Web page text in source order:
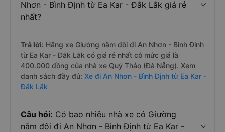
Nhơn - Bình Định từ Ea Kar - Đắk Lắk giá rẻ
nhất?
Trả lời: Hãng xe Giường nằm đôi đi An Nhơn - Bình Định
từ Ea Kar - Đắk Lắk có giá rẻ nhất có mức giá là
400.000 đồng của nhà xe Quý Thảo (Đà Nẵng). Xem
danh sách đầy đủ: Xe đi An Nhơn - Bình Định từ Ea Kar -
Đắk Lắk
Câu hỏi: Có bao nhiêu nhà xe có Giường
nằm đôi đi An Nhơn - Bình Định từ Ea Kar -